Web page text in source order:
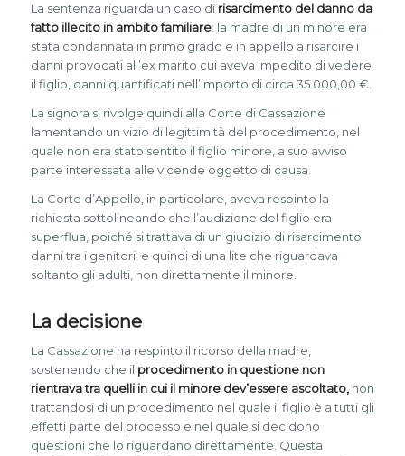
La sentenza riguarda un caso di risarcimento del danno da
fatto illecito in ambito familiare: la madre di un minore era
stata condannata in primo grado e in appello a risarcire i
danni provocati all’ex marito cui aveva impedito di vedere
il figlio, danni quantificati nell’importo di circa 35.000,00 €.
La signora si rivolge quindi alla Corte di Cassazione
lamentando un vizio di legittimità del procedimento, nel
quale non era stato sentito il figlio minore, a suo avviso
parte interessata alle vicende oggetto di causa.
La Corte d’Appello, in particolare, aveva respinto la
richiesta sottolineando che l’audizione del figlio era
superflua, poiché si trattava di un giudizio di risarcimento
danni tra i genitori, e quindi di una lite che riguardava
soltanto gli adulti, non direttamente il minore.
La decisione
La Cassazione ha respinto il ricorso della madre,
sostenendo che il procedimento in questione non
rientrava tra quelli in cui il minore dev’essere ascoltato,non
trattandosi di un procedimento nel quale il figlio è a tutti gli
effetti parte del processo e nel quale si decidono
questioni che lo riguardano direttamente. Questa